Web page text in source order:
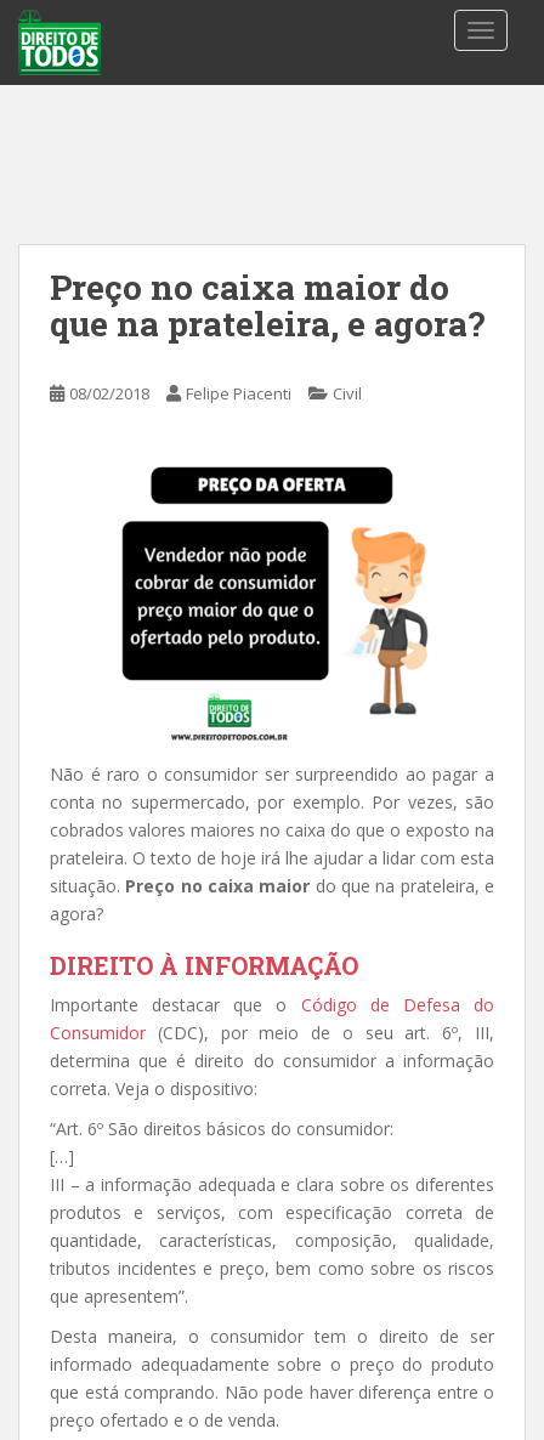
Preço no caixa maior do
que na prateleira, e agora?
08/02/2018 Felipe Piacenti Civil
Não é raro o consumidor ser surpreendido ao pagar a
conta no supermercado, por exemplo. Por vezes, são
cobrados valores maiores no caixa do que o exposto na
prateleira. O texto de hoje irá lhe ajudar a lidar com esta
situação. Preço no caixa maior do que na prateleira, e
agora?
DIREITO À INFORMAÇÃO
Importante destacar que o Código de Defesa do
Consumidor (CDC), por meio de o seu art. 6º, III,
determina que é direito do consumidor a informação
correta. Veja o dispositivo:
“Art. 6º São direitos básicos do consumidor:
[…]
III – a informação adequada e clara sobre os diferentes
produtos e serviços, com especificação correta de
quantidade, características, composição, qualidade,
tributos incidentes e preço, bem como sobre os riscos
que apresentem”.
Desta maneira, o consumidor tem o direito de ser
informado adequadamente sobre o preço do produto
que está comprando. Não pode haver diferença entre o
preço ofertado e o de venda.